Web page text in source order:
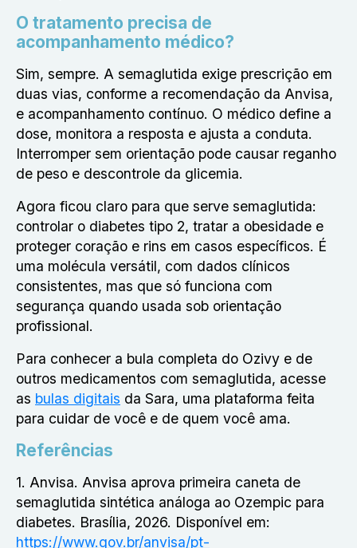
O tratamento precisa de
acompanhamento médico?
Sim, sempre. A semaglutida exige prescrição em
duas vias, conforme a recomendação da Anvisa,
e acompanhamento contínuo. O médico define a
dose, monitora a resposta e ajusta a conduta.
Interromper sem orientação pode causar reganho
de peso e descontrole da glicemia.
Agora ficou claro para que serve semaglutida:
controlar o diabetes tipo 2, tratar a obesidade e
proteger coração e rins em casos específicos. É
uma molécula versátil, com dados clínicos
consistentes, mas que só funciona com
segurança quando usada sob orientação
profissional.
Para conhecer a bula completa do Ozivy e de
outros medicamentos com semaglutida, acesse
as bulas digitais da Sara, uma plataforma feita
para cuidar de você e de quem você ama.
Referências
1. Anvisa. Anvisa aprova primeira caneta de
semaglutida sintética análoga ao Ozempic para
diabetes. Brasília, 2026. Disponível em:
https://www.gov.br/anvisa/pt-